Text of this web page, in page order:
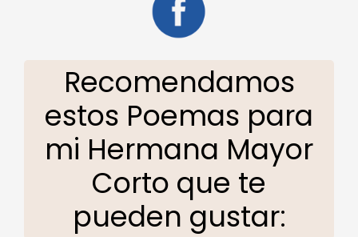
Recomendamos
estos Poemas para
mi Hermana Mayor
Corto que te
pueden gustar: